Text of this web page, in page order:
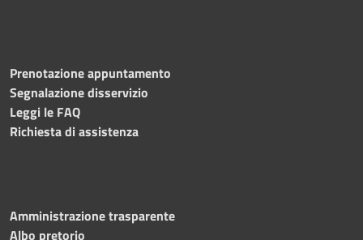
Prenotazione appuntamento
Segnalazione disservizio
Leggi le FAQ
Richiesta di assistenza
Amministrazione trasparente
Albo pretorio